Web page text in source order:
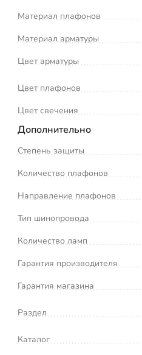
Материал плафонов
Материал арматуры
Цвет арматуры
Цвет плафонов
Цвет свечения
Дополнительно
Степень защиты
Количество плафонов
Направление плафонов
Тип шинопровода
Количество ламп
Гарантия производителя
Гарантия магазина
Раздел
Каталог